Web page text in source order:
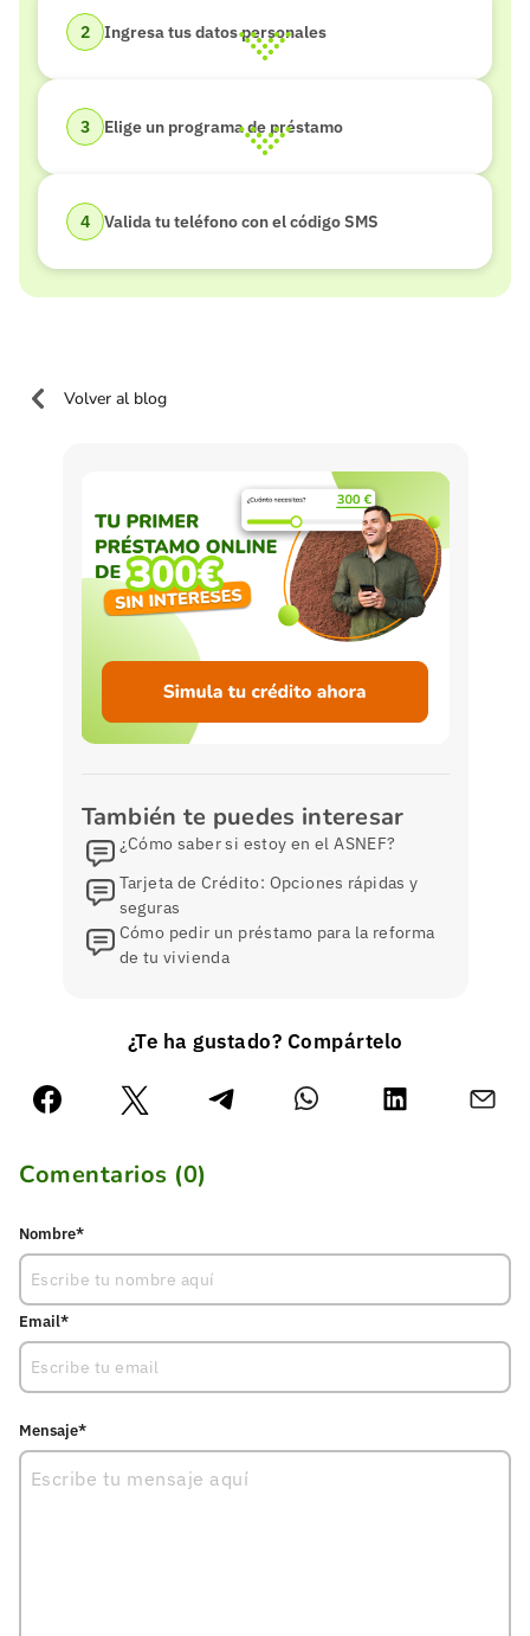
Ingresa tus datos personales
Elige un programa de préstamo
Valida tu teléfono con el código SMS
Volver al blog
También te puedes interesar
¿Cómo saber si estoy en el ASNEF?
Tarjeta de Crédito: Opciones rápidas y
seguras
Cómo pedir un préstamo para la reforma
de tu vivienda
¿Te ha gustado? Compártelo
Comentarios (0)
Nombre*
Email*
Mensaje*